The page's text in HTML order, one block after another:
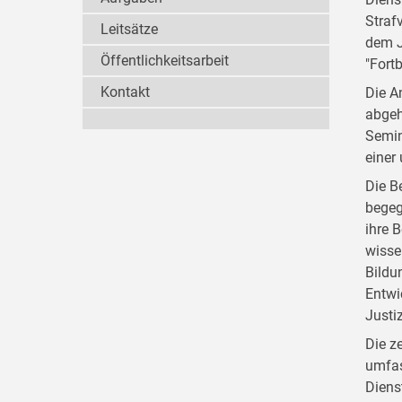
dem
Die
einer
Die
ihre
Die
Leitsätze
Öffentlichkeitsarbeit
Kontakt